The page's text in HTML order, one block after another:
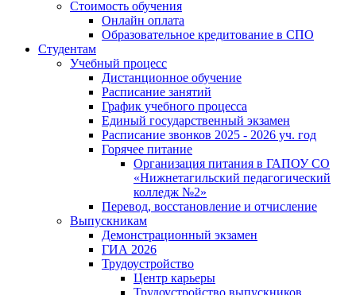
Стоимость обучения
Онлайн оплата
Образовательное кредитование в СПО
Студентам
Учебный процесс
Дистанционное обучение
Расписание занятий
График учебного процесса
Единый государственный экзамен
Расписание звонков 2025 - 2026 уч. год
Горячее питание
Организация питания в ГАПОУ СО
«Нижнетагильский педагогический
колледж №2»
Перевод, восстановление и отчисление
Выпускникам
Демонстрационный экзамен
ГИА 2026
Трудоустройство
Центр карьеры
Трудоустройство выпускников